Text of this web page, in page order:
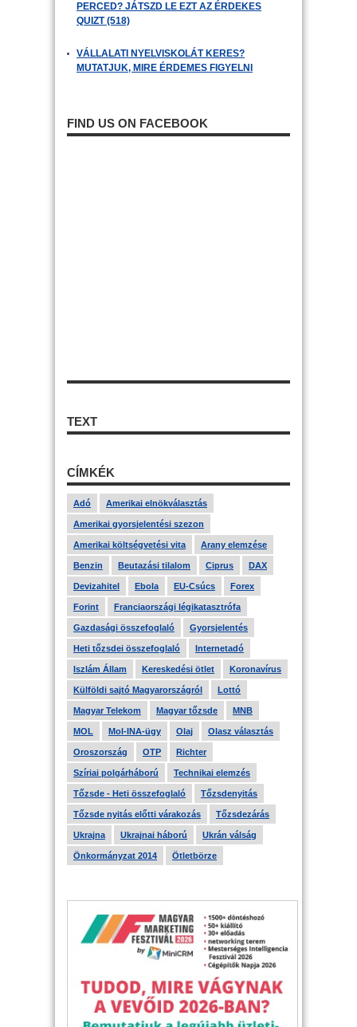
PERCED? JÁTSZD LE EZT AZ ÉRDEKES
QUIZT (518)
VÁLLALATI NYELVISKOLÁT KERES?
MUTATJUK, MIRE ÉRDEMES FIGYELNI
FIND US ON FACEBOOK
TEXT
CÍMKÉK
Adó Amerikai elnökválasztás
Amerikai gyorsjelentési szezon
Amerikai költségvetési vita Arany elemzése
Benzin Beutazási tilalom Ciprus DAX
Devizahitel Ebola EU-Csúcs Forex
Forint Franciaországi légikatasztrófa
Gazdasági összefoglaló Gyorsjelentés
Heti tőzsdei összefoglaló Internetadó
Iszlám Állam Kereskedési ötlet Koronavírus
Külföldi sajtó Magyarországról Lottó
Magyar Telekom Magyar tőzsde MNB
MOL Mol-INA-ügy Olaj Olasz választás
Oroszország OTP Richter
Szíriai polgárháború Technikai elemzés
Tőzsde - Heti összefoglaló Tőzsdenyitás
Tőzsde nyitás előtti várakozás Tőzsdezárás
Ukrajna Ukrajnai háború Ukrán válság
Önkormányzat 2014 Ötletbörze